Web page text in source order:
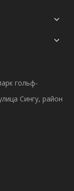
гольф-
Сингу, район